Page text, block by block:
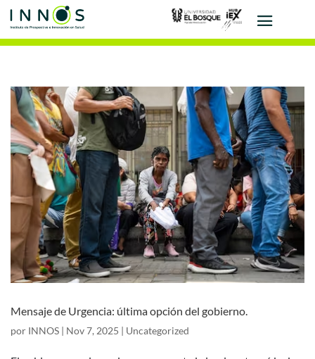
Mensaje de Urgencia: última opción del gobierno.
por INNOS | Nov 7, 2025 | Uncategorized